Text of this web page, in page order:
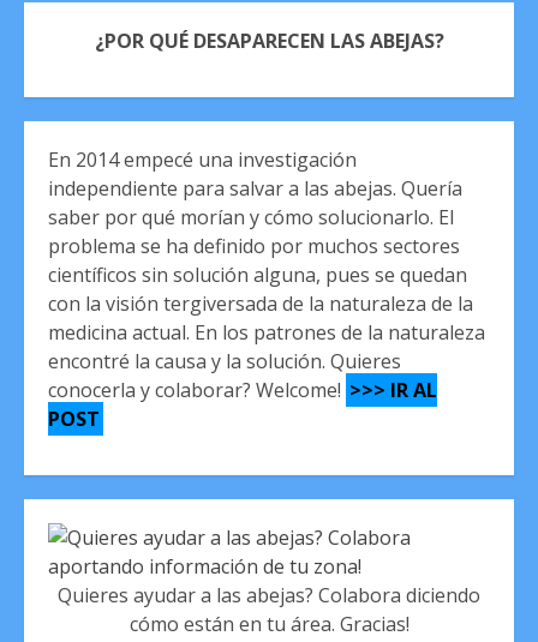
¿POR QUÉ DESAPARECEN LAS ABEJAS?
En 2014 empecé una investigación
independiente para salvar a las abejas. Quería
saber por qué morían y cómo solucionarlo. El
problema se ha definido por muchos sectores
científicos sin solución alguna, pues se quedan
con la visión tergiversada de la naturaleza de la
medicina actual. En los patrones de la naturaleza
encontré la causa y la solución. Quieres
conocerla y colaborar? Welcome! >>> IR AL
POST
Quieres ayudar a las abejas? Colabora diciendo
cómo están en tu área. Gracias!